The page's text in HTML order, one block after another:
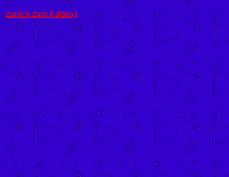
zurück zum Katalog